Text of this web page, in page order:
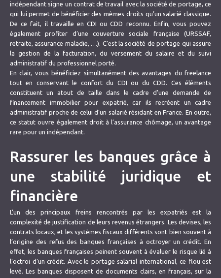
indépendant signe un contrat de travail avec la société de portage, ce
qui lui permet de bénéficier des mêmes droits qu’un salarié classique.
De ce fait, il travaille en CDI ou CDD reconnu. Enfin, vous pouvez
également profiter d’une couverture sociale française (URSSAF,
retraite, assurance maladie, …). C’est la société de portage qui assure
la gestion de la facturation, du versement du salaire et du suivi
administratif du professionnel porté.
En clair, vous bénéficiez simultanément des avantages du freelance
tout en conservant le confort du CDI ou du CDD. Ces éléments
constituent un atout de taille dans le cadre d’une demande de
financement immobilier pour expatrié, car ils recréent un cadre
administratif proche de celui d’un salarié résidant en France. En outre,
ce statut ouvre également droit à l’assurance chômage, un avantage
rare pour un indépendant.
Rassurer les banques grâce à
une stabilité juridique et
financière
L’un des principaux freins rencontrés par les expatriés est la
complexité de justification de leurs revenus étrangers. Les devises, les
contrats locaux, et les systèmes fiscaux différents sont bien souvent à
l’origine des refus des banques françaises à octroyer un crédit. En
effet, les banques françaises peinent souvent à évaluer le risque lié à
l’octroi d’un crédit. Avec le portage salarial international, ce flou est
levé. Les banques disposent de documents clairs, en français, sur la